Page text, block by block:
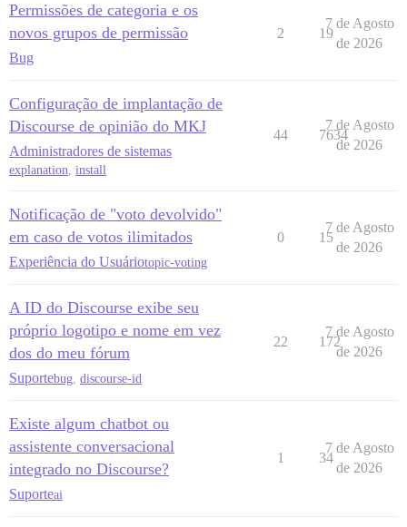
Permissões de categoria e os
novos grupos de permissão
Bug
2 19
7 de Agosto
de 2026
Configuração de implantação de
Discourse de opinião do MKJ
Administradores de sistemas
explanation, install
44 7634
7 de Agosto
de 2026
Notificação de "voto devolvido"
em caso de votos ilimitados
Experiência do Usuáriotopic-voting
0 15
7 de Agosto
de 2026
A ID do Discourse exibe seu
próprio logotipo e nome em vez
dos do meu fórum
Suportebug discourse-id
22 172
7 de Agosto
de 2026
Existe algum chatbot ou
assistente conversacional
integrado no Discourse?
Suporteai
1 34
7 de Agosto
de 2026